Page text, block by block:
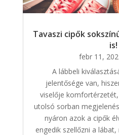
Tavaszi cipők
is!
febr 11,
A lábbeli
jelentősége van,
viselője
utolsó sorban
nyáron azok a cipők
engedik szellőzni a